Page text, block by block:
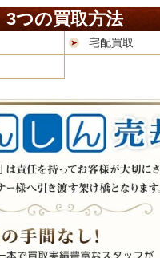
3つの買取方法
宅配買取